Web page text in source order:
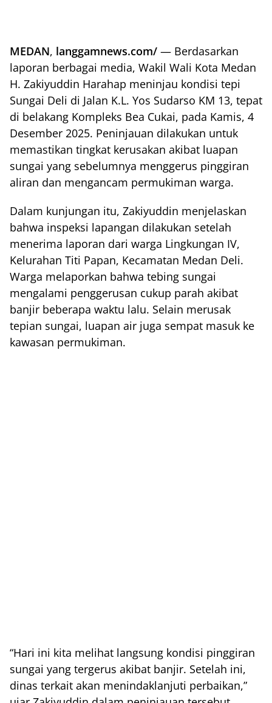
MEDAN, langgamnews.com/ — Berdasarkan
laporan berbagai media, Wakil Wali Kota Medan
H. Zakiyuddin Harahap meninjau kondisi tepi
Sungai Deli di Jalan K.L. Yos Sudarso KM 13, tepat
di belakang Kompleks Bea Cukai, pada Kamis, 4
Desember 2025. Peninjauan dilakukan untuk
memastikan tingkat kerusakan akibat luapan
sungai yang sebelumnya menggerus pinggiran
aliran dan mengancam permukiman warga.
Dalam kunjungan itu, Zakiyuddin menjelaskan
bahwa inspeksi lapangan dilakukan setelah
menerima laporan dari warga Lingkungan IV,
Kelurahan Titi Papan, Kecamatan Medan Deli.
Warga melaporkan bahwa tebing sungai
mengalami penggerusan cukup parah akibat
banjir beberapa waktu lalu. Selain merusak
tepian sungai, luapan air juga sempat masuk ke
kawasan permukiman.
“Hari ini kita melihat langsung kondisi pinggiran
sungai yang tergerus akibat banjir. Setelah ini,
dinas terkait akan menindaklanjuti perbaikan,”